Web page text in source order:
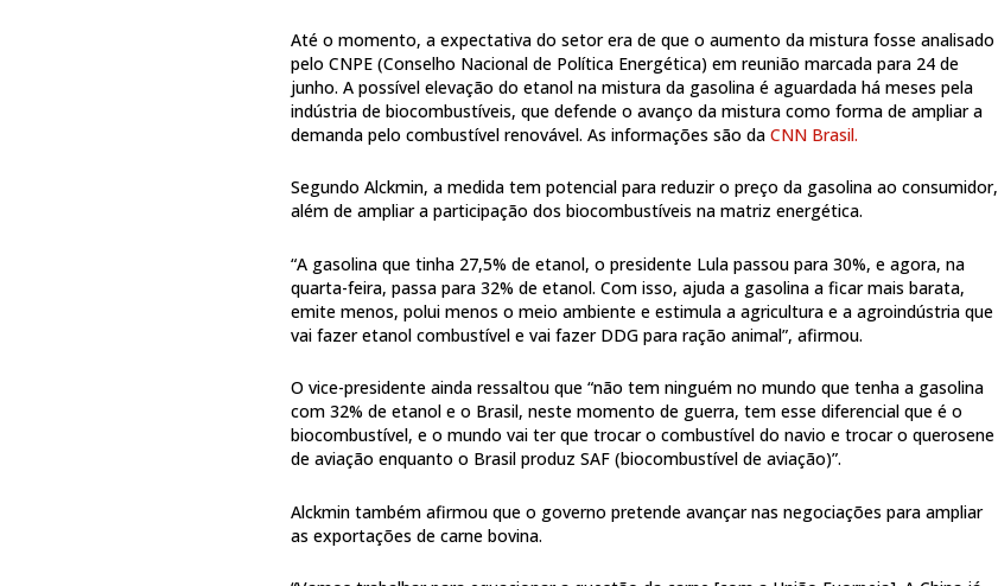
Até o momento, a expectativa do setor era de que o aumento da mistura fosse analisado
pelo CNPE (Conselho Nacional de Política Energética) em reunião marcada para 24 de
junho. A possível elevação do etanol na mistura da gasolina é aguardada há meses pela
indústria de biocombustíveis, que defende o avanço da mistura como forma de ampliar a
demanda pelo combustível renovável. As informações são daCNN Brasil.
Segundo Alckmin, a medida tem potencial para reduzir o preço da gasolina ao consumidor,
além de ampliar a participação dos biocombustíveis na matriz energética.
“A gasolina que tinha 27,5% de etanol, o presidente Lula passou para 30%, e agora, na
quarta-feira, passa para 32% de etanol. Com isso, ajuda a gasolina a ficar mais barata,
emite menos, polui menos o meio ambiente e estimula a agricultura e a agroindústria que
vai fazer etanol combustível e vai fazer DDG para ração animal”, afirmou.
O vice-presidente ainda ressaltou que “não tem ninguém no mundo que tenha a gasolina
com 32% de etanol e o Brasil, neste momento de guerra, tem esse diferencial que é o
biocombustível, e o mundo vai ter que trocar o combustível do navio e trocar o querosene
de aviação enquanto o Brasil produz SAF (biocombustível de aviação)”.
Alckmin também afirmou que o governo pretende avançar nas negociações para ampliar
as exportações de carne bovina.